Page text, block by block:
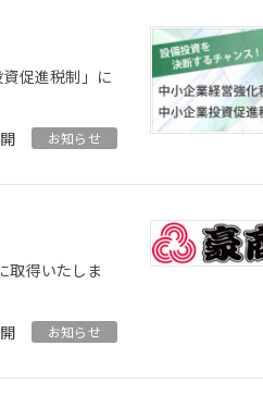
促進税制」に
お知らせ
取得いたしま
お知らせ